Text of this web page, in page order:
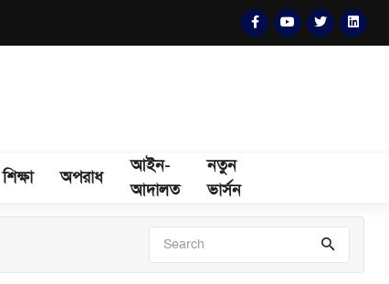
শিক্ষা অপরাধ
আইন-
আদালত
নতুন
ভার্সন